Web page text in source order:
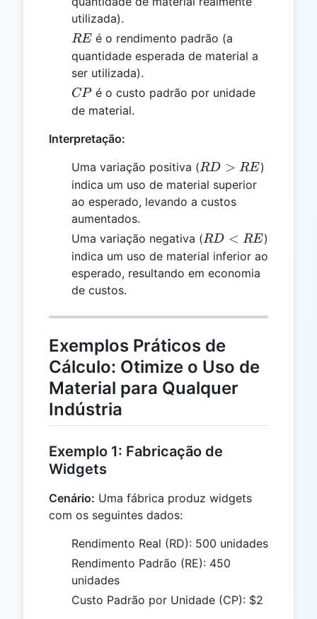
utilizada).
RE
RE é o rendimento padrão (a
quantidade esperada de material a
ser utilizada).
CP
CPé o custo padrão por unidade
de material.
Interpretação:
Uma variação positiva (RD
>
RE
RD > RE)
indica um uso de material superior
ao esperado, levando a custos
aumentados.
Uma variação negativa (RD
<
RE
RD < RE)
indica um uso de material inferior ao
esperado, resultando em economia
de custos.
Exemplos Práticos de
Cálculo: Otimize o Uso de
Material para Qualquer
Indústria
Exemplo 1: Fabricação de
Widgets
Cenário: Uma fábrica produz widgets
com os seguintes dados:
Rendimento Real (RD): 500 unidades
Rendimento Padrão (RE): 450
unidades
Custo Padrão por Unidade (CP): $2